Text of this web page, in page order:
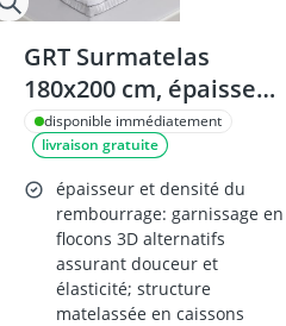
GRT Surmatelas
180x200 cm, épaisseur
6 cm, fibres de
bambou et garnissage
3D, ultra-doux et
respirant
disponible immédiatement
livraison gratuite
épaisseur et densité du
rembourrage: garnissage en
flocons 3D alternatifs
assurant douceur et
élasticité; structure
matelassée en caissons